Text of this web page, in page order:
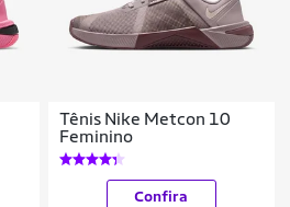
Tênis Nike Metcon 10
Feminino
Confira